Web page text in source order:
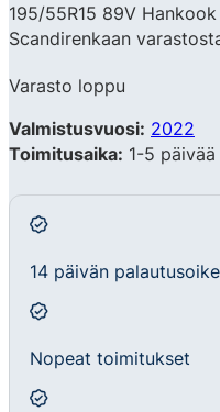
195/55R15 89V Hankook
Scandirenkaan
Varasto loppu
Valmistusvuosi: 2022
Toimitusaika: 1-5 päivää
14 päivän
Nopeat toimitukset